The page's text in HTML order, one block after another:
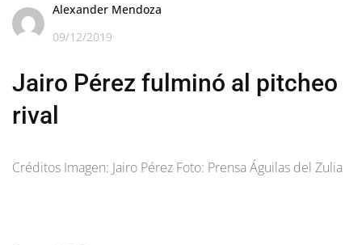
Alexander Mendoza
09/12/2019
Jairo Pérez fulminó al pitcheo
rival
Créditos Imagen: Jairo Pérez Foto: Prensa Águilas del Zulia